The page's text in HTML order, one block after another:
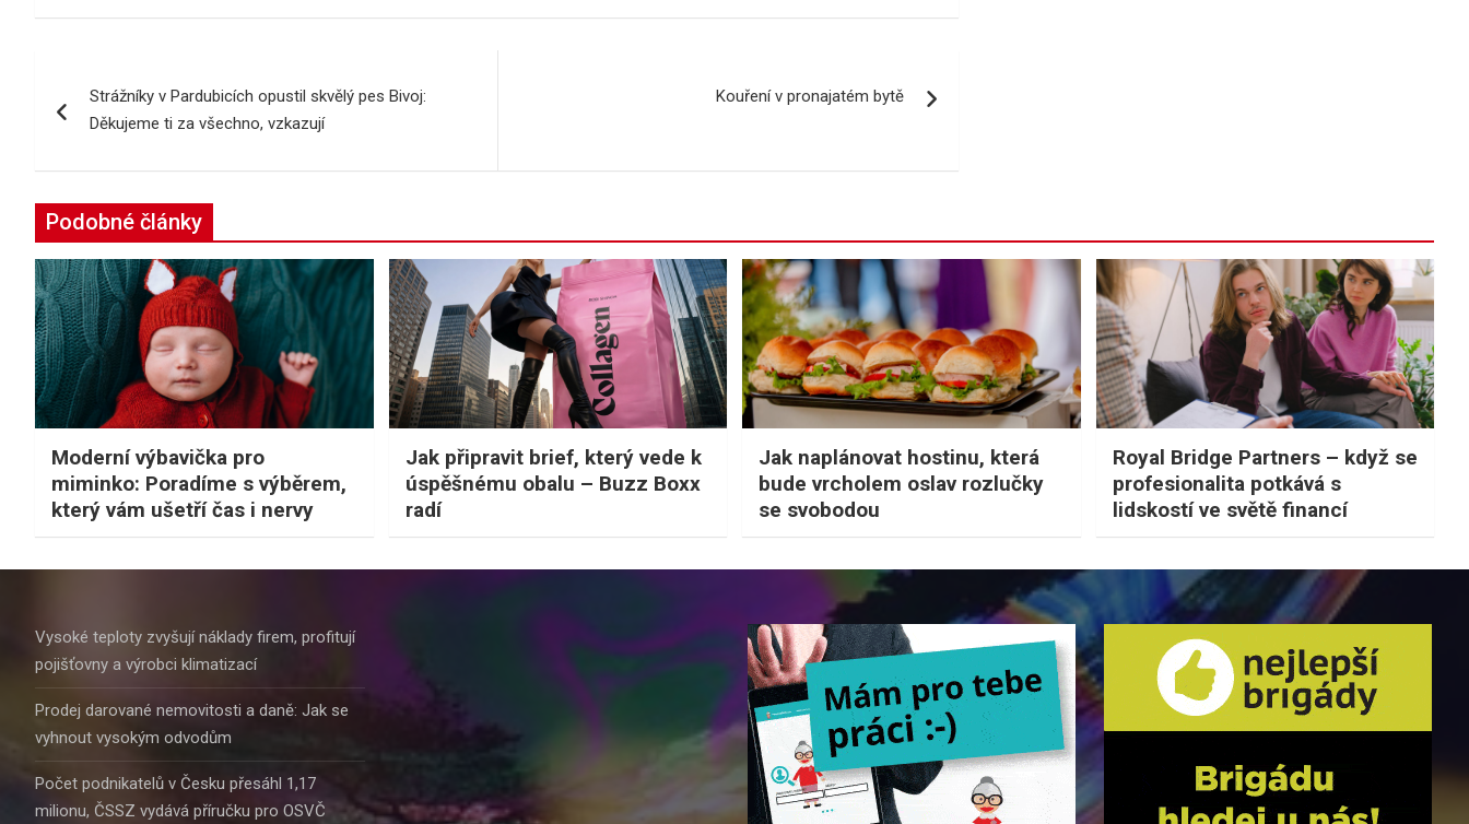
pro
příspěvek
Strážníky v Pardubicích opustil skvělý pes Bivoj:
Děkujeme ti za všechno, vzkazují
Kouření v pronajatém bytě
Podobné články
Moderní výbavička pro
miminko: Poradíme s výběrem,
který vám ušetří čas i nervy
Jak připravit brief, který vede k
úspěšnému obalu – Buzz Boxx
radí
Jak naplánovat hostinu, která
bude vrcholem oslav rozlučky
se svobodou
Royal Bridge Partners – když se
profesionalita potkává s
lidskostí ve světě financí
Vysoké teploty zvyšují náklady firem, profitují
pojišťovny a výrobci klimatizací
Prodej darované nemovitosti a daně: Jak se
vyhnout vysokým odvodům
Počet podnikatelů v Česku přesáhl 1,17
milionu, ČSSZ vydává příručku pro OSVČ